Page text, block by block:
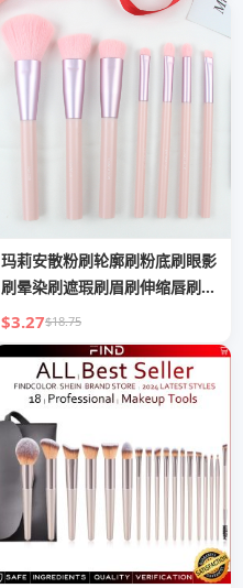
玛莉安散粉刷轮廓刷粉底刷眼影
刷晕染刷遮瑕刷眉刷伸缩唇刷化
妆刷
$3.27$18.75